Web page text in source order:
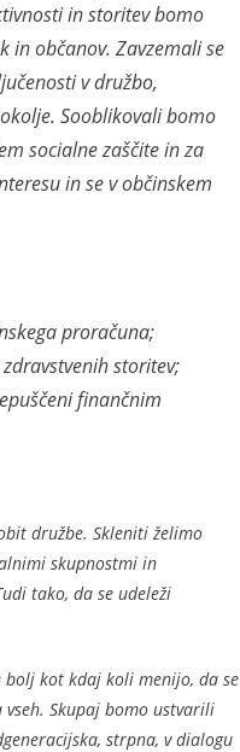
in storitev bomo
in občanov. Zavzemali se
v družbo,
Sooblikovali bomo
socialne zaščite in za
in se v občinskem
proračuna;
storitev;
finančnim
družbe. Skleniti želimo
skupnostmi in
tako, da se udeleži
bolj kot kdaj koli menijo, da se
Skupaj bomo ustvarili
strpna, v dialogu